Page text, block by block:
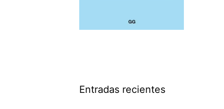
Entradas recientes